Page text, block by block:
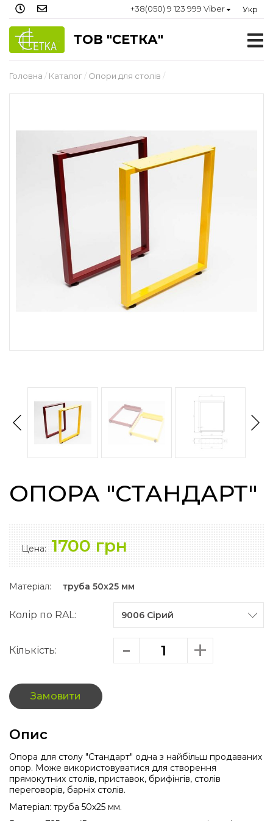
+38(050) 9 123 999 Viber Укр
ТОВ "СЕТКА"
Головна Каталог Опори для столів
ОПОРА "СТАНДАРТ"
Цена: 1700 грн
Матеріал: труба 50х25 мм
Колір по RAL:
Кількість:
Замовити
Опис
Опора для столу "Стандарт" одна з найбільш продаваних
опор. Може використовуватися для створення
прямокутних столів, приставок, брифінгів, столів
переговорів, барніх столів.
Матеріал: труба 50х25 мм.